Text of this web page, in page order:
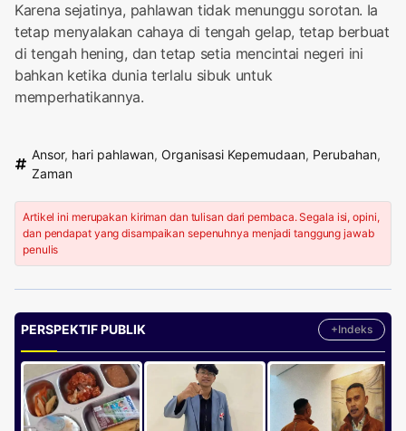
Karena sejatinya, pahlawan tidak menunggu sorotan. Ia
tetap menyalakan cahaya di tengah gelap, tetap berbuat
di tengah hening, dan tetap setia mencintai negeri ini
bahkan ketika dunia terlalu sibuk untuk
memperhatikannya.
Ansor, hari pahlawan, Organisasi Kepemudaan, Perubahan,
Zaman
Artikel ini merupakan kiriman dan tulisan dari pembaca. Segala isi, opini,
dan pendapat yang disampaikan sepenuhnya menjadi tanggung jawab
penulis
PERSPEKTIF PUBLIK +Indeks